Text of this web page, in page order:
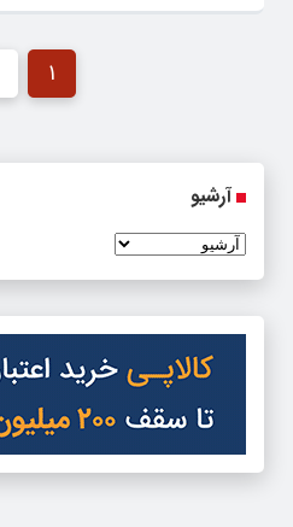
1
آرشیو